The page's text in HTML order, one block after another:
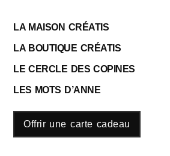
LA MAISON CRÉATIS
LA BOUTIQUE CRÉATIS
LE CERCLE DES COPINES
LES MOTS D’ANNE
Offrir une carte cadeau